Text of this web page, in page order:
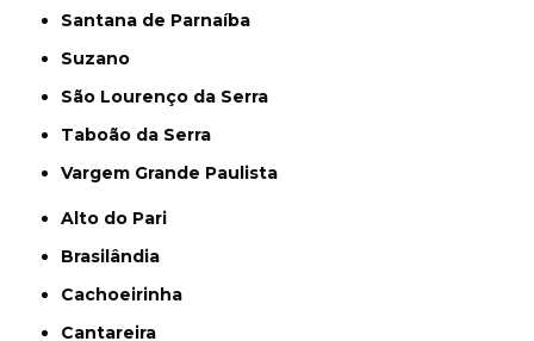
Santana de Parnaíba
Suzano
São Lourenço da Serra
Taboão da Serra
Vargem Grande Paulista
Alto do Pari
Brasilândia
Cachoeirinha
Cantareira